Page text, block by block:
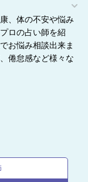
、体の不安や悩み
ロの占い師を紹
お悩み相談出来ま
倦怠感など様々な